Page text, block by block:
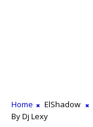
Home ElShadow
By Dj Lexy